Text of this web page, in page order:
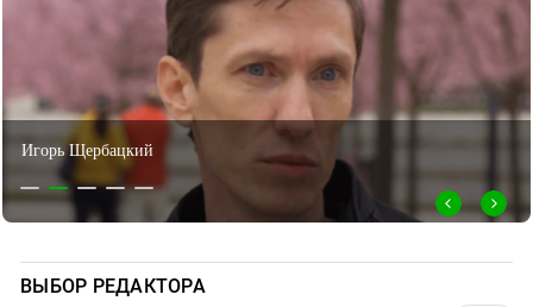
Сообщество «Лаго-Наки живи!»
ВЫБОР РЕДАКТОРА